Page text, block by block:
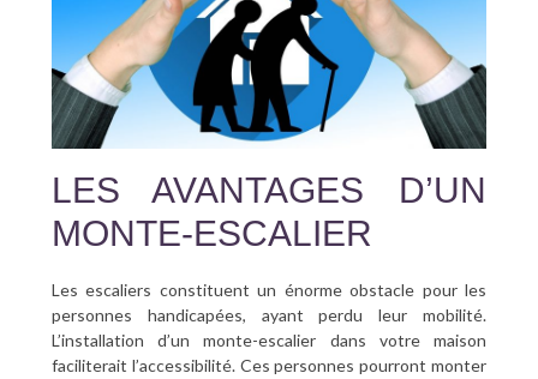
LES AVANTAGES D’UN
MONTE-ESCALIER
Les escaliers constituent un énorme obstacle pour les
personnes handicapées, ayant perdu leur mobilité.
L’installation d’un monte-escalier dans votre maison
faciliterait l’accessibilité. Ces personnes pourront monter